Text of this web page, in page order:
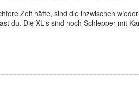
Zeit hätte, sind die inzwischen
du. Die XL's sind noch Schlepper mit